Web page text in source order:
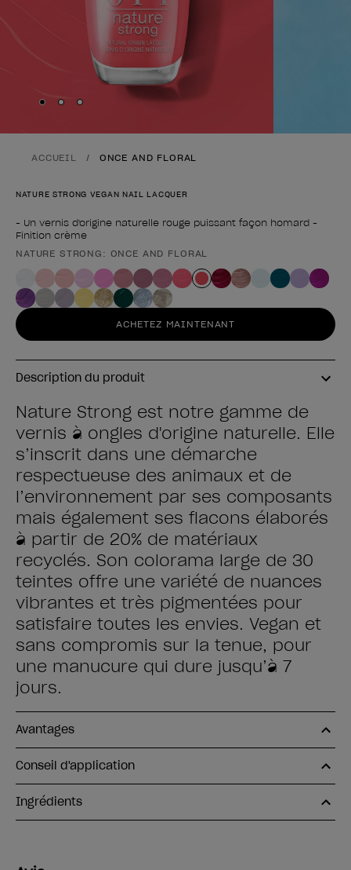
Skip to slide
Skip to slide
Skip to slide
ACCUEIL ONCE AND FLORAL
NATURE STRONG VEGAN NAIL LACQUER
- Un vernis d'origine naturelle rouge puissant façon homard -
Finition crème
Forme du produit
NATURE STRONG: ONCE AND FLORAL
ACHETEZ MAINTENANT
Description du produit
Nature Strong est notre gamme de
vernis à ongles d'origine naturelle. Elle
s’inscrit dans une démarche
respectueuse des animaux et de
l’environnement par ses composants
mais également ses flacons élaborés
à partir de 20% de matériaux
recyclés. Son colorama large de 30
teintes offre une variété de nuances
vibrantes et très pigmentées pour
satisfaire toutes les envies. Vegan et
sans compromis sur la tenue, pour
une manucure qui dure jusqu’à 7
jours.
Avantages
Conseil d'application
Ingrédients